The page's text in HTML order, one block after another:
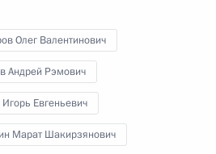
«Восток»
системы общественного
Олег Валентинович
Андрей Рэмович
Евгеньевич
Марат Шакирзянович